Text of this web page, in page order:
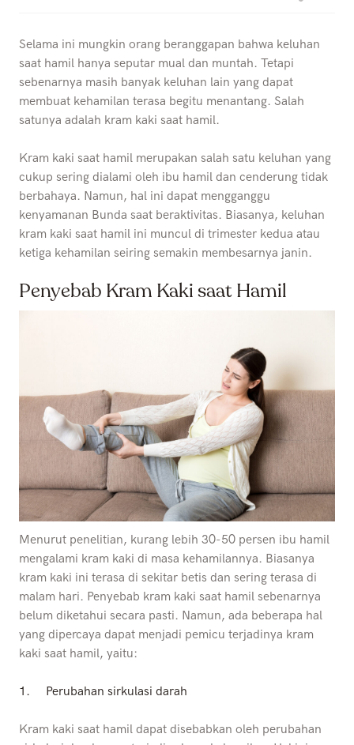
Selama ini mungkin orang beranggapan bahwa keluhan
saat hamil hanya seputar mual dan muntah. Tetapi
sebenarnya masih banyak keluhan lain yang dapat
membuat kehamilan terasa begitu menantang. Salah
satunya adalah kram kaki saat hamil.
Kram kaki saat hamil merupakan salah satu keluhan yang
cukup sering dialami oleh ibu hamil dan cenderung tidak
berbahaya. Namun, hal ini dapat mengganggu
kenyamanan Bunda saat beraktivitas. Biasanya, keluhan
kram kaki saat hamil ini muncul di trimester kedua atau
ketiga kehamilan seiring semakin membesarnya janin.
Penyebab Kram Kaki saat Hamil
Menurut penelitian, kurang lebih 30-50 persen ibu hamil
mengalami kram kaki di masa kehamilannya. Biasanya
kram kaki ini terasa di sekitar betis dan sering terasa di
malam hari. Penyebab kram kaki saat hamil sebenarnya
belum diketahui secara pasti. Namun, ada beberapa hal
yang dipercaya dapat menjadi pemicu terjadinya kram
kaki saat hamil, yaitu:
1. Perubahan sirkulasi darah
Kram kaki saat hamil dapat disebabkan oleh perubahan